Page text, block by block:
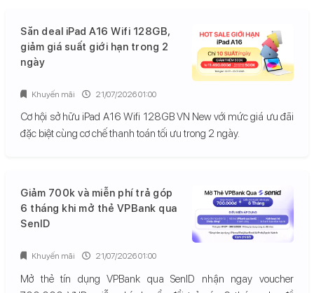
Săn deal iPad A16 Wifi 128GB,
giảm giá suất giới hạn trong 2
ngày
Cơ hội sở hữu iPad A16 Wifi 128GB VN New với mức giá ưu đãi
đặc biệt cùng cơ chế thanh toán tối ưu trong 2 ngày.
Khuyến mãi 21/07/2026 01:00
Giảm 700k và miễn phí trả góp
6 tháng khi mở thẻ VPBank qua
SenID
Mở thẻ tín dụng VPBank qua SenID nhận ngay voucher
Khuyến mãi 21/07/2026 01:00